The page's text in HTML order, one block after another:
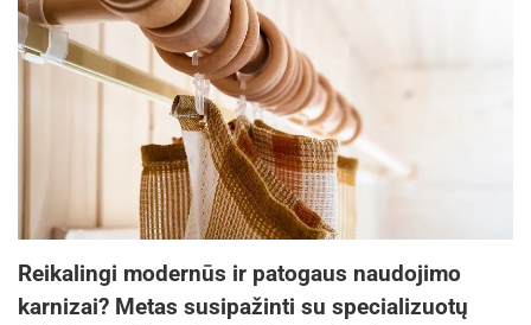
Reikalingi modernūs ir patogaus naudojimo
karnizai? Metas susipažinti su specializuotų